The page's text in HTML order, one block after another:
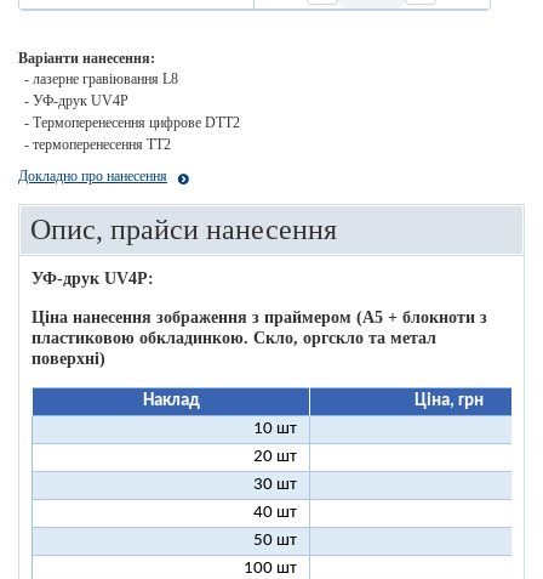
Варіанти нанесення:
- лазерне гравіювання L8
- УФ-друк UV4P
- Термоперенесення цифрове DTT2
- термоперенесення ТТ2
Докладно про нанесення
Опис, прайси нанесення
УФ-друк UV4P:
Ціна нанесення зображення з праймером (А5 + блокноти з
пластиковою обкладинкою. Скло, оргскло та метал
поверхні)
Наклад
Ціна, грн
10 шт
20 шт
30 шт
40 шт
50 шт
100 шт